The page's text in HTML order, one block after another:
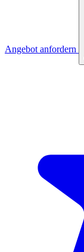
Angebot anfordern